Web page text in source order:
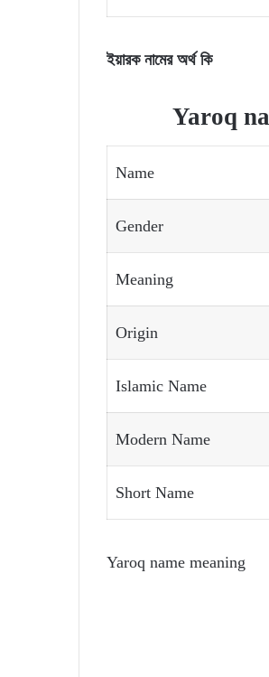
ইয়ারক নামের অর্থ কি
Yaroq
Name
Gender
Meaning
Origin
Islamic Name
Modern Name
Short Name
Yaroq name meaning